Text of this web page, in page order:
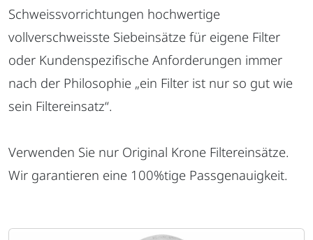
Schweissvorrichtungen hochwertige
vollverschweisste Siebeinsätze für eigene Filter
oder Kundenspezifische Anforderungen immer
nach der Philosophie „ein Filter ist nur so gut wie
sein Filtereinsatz“.
Verwenden Sie nur Original Krone Filtereinsätze.
Wir garantieren eine 100%tige Passgenauigkeit.